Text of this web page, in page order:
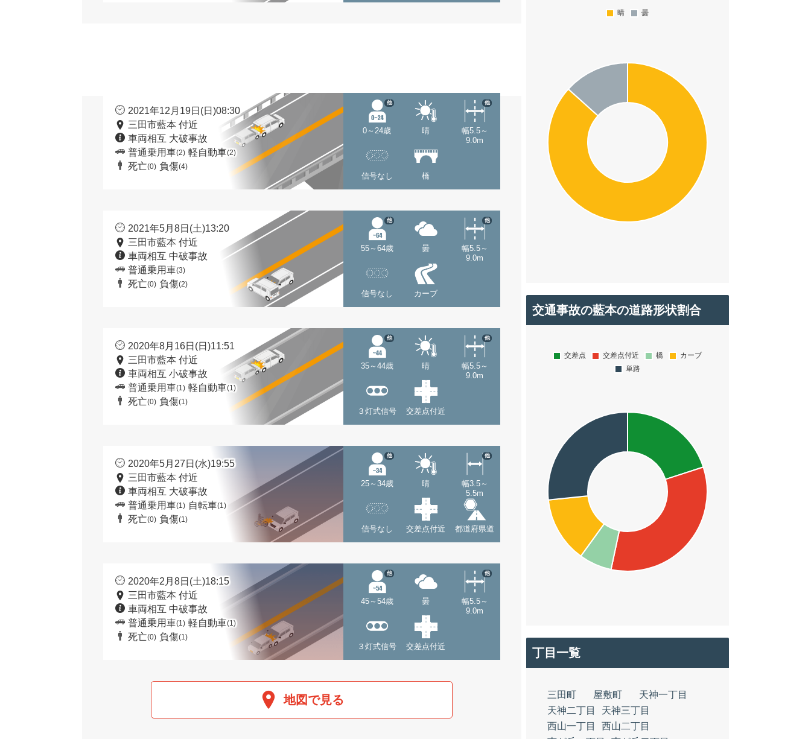
2021年12月19日(日)08:30
三田市藍本 付近
車両相互 大破事故
普通乗用車(2) 軽自動車(2)
死亡(0) 負傷(4)
0～24歳
他
晴
幅5.5～
9.0m
他
信号なし 橋
2021年5月8日(土)13:20
三田市藍本 付近
車両相互 中破事故
普通乗用車(3)
死亡(0) 負傷(2)
55～64歳
他
曇
幅5.5～
9.0m
他
信号なし カーブ
2020年8月16日(日)11:51
三田市藍本 付近
車両相互 小破事故
普通乗用車(1) 軽自動車(1)
死亡(0) 負傷(1)
35～44歳
他
晴
幅5.5～
9.0m
他
３灯式信号 交差点付近
2020年5月27日(水)19:55
三田市藍本 付近
車両相互 大破事故
普通乗用車(1) 自転車(1)
死亡(0) 負傷(1)
25～34歳
他
晴
幅3.5～
5.5m
他
信号なし 交差点付近 都道府県道
2020年2月8日(土)18:15
三田市藍本 付近
車両相互 中破事故
普通乗用車(1) 軽自動車(1)
死亡(0) 負傷(1)
45～54歳
他
曇
幅5.5～
9.0m
他
３灯式信号 交差点付近
地図で見る
交通事故の藍本の道路形状割合
丁目一覧
三田町 屋敷町
天神一丁目
天神二丁目
天神三丁目
西山一丁目
西山二丁目